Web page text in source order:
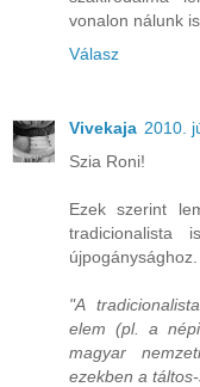
vonalon nálunk is.
Válasz
Vivekaja 2010.
Szia Roni!
Ezek szerint
újpogánysághoz.
"A
elem (pl. a
magyar
ezekben a